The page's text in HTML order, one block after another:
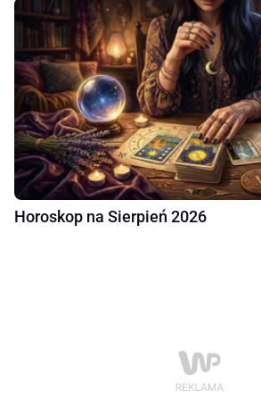
Horoskop na Sierpień 2026